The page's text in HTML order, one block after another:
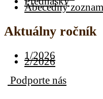
Abecedný
Aktuálny ročník
1/2026
2/2026
Podporte nás